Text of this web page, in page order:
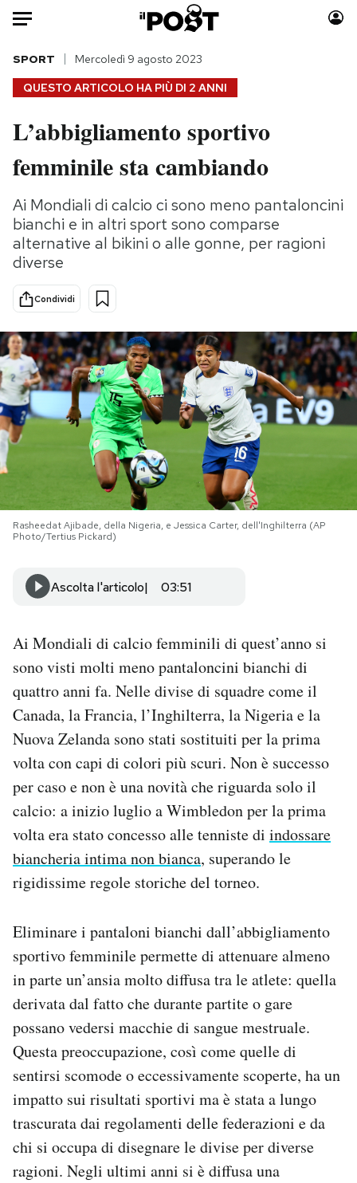
Auto
HOME
Italia
Politica
Tecnologia
Internet
Scienza
Cultura
Economia
Moda
Consumismi
Storie/Idee
Ok Boomer!
Media
PODCAST
NEWSLETTER
I MIEI PREFERITI
SHOP
CALENDARIO
AREA PERSONALE
Area Personale
Notifiche mobile
Regala il Post
Hai bisogno di aiuto?
Esci
QUESTO ARTICOLO HA PIÙ DI 2 ANNI
SPORT Mercoledì 9 agosto 2023
L’abbigliamento sportivo
femminile sta cambiando
Ai Mondiali di calcio ci sono meno pantaloncini
bianchi e in altri sport sono comparse
alternative al bikini o alle gonne, per ragioni
diverse
Condividi
Rasheedat Ajibade, della Nigeria, e Jessica Carter, dell'Inghilterra (AP
Photo/Tertius Pickard)
Ascolta l'articolo 03:51
Ai Mondiali di calcio femminili di quest’anno si
sono visti molti meno pantaloncini bianchi di
quattro anni fa. Nelle divise di squadre come il
Canada, la Francia, l’Inghilterra, la Nigeria e la
Nuova Zelanda sono stati sostituiti per la prima
volta con capi di colori più scuri. Non è successo
per caso e non è una novità che riguarda solo il
calcio: a inizio luglio a Wimbledon per la prima
volta era stato concesso alle tenniste di indossare
biancheria intima non bianca, superando le
rigidissime regole storiche del torneo.
Eliminare i pantaloni bianchi dall’abbigliamento
sportivo femminile permette di attenuare almeno
in parte un’ansia molto diffusa tra le atlete: quella
derivata dal fatto che durante partite o gare
possano vedersi macchie di sangue mestruale.
Questa preoccupazione, così come quelle di
sentirsi scomode o eccessivamente scoperte, ha un
impatto sui risultati sportivi ma è stata a lungo
trascurata dai regolamenti delle federazioni e da
chi si occupa di disegnare le divise per diverse
ragioni. Negli ultimi anni si è diffusa una